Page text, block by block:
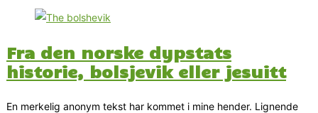
Fra den norske dypstats
historie, bolsjevik eller jesuitt
En merkelig anonym tekst har kommet i mine hender. Lignende